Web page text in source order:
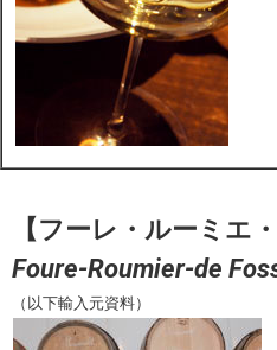
【フーレ・ルーミエ
Foure-Roumier-de
（以下輸入元資料）